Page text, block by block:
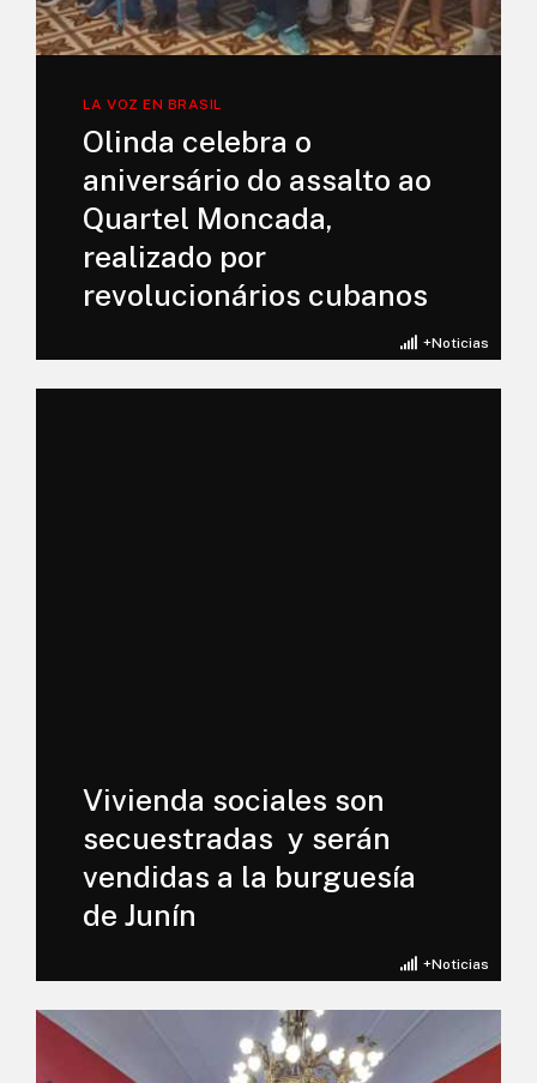
+Noticias
LA VOZ EN BRASIL
Olinda celebra o
aniversário do assalto ao
Quartel Moncada,
realizado por
revolucionários cubanos
+Noticias
Vivienda sociales son
secuestradas y serán
vendidas a la burguesía
de Junín